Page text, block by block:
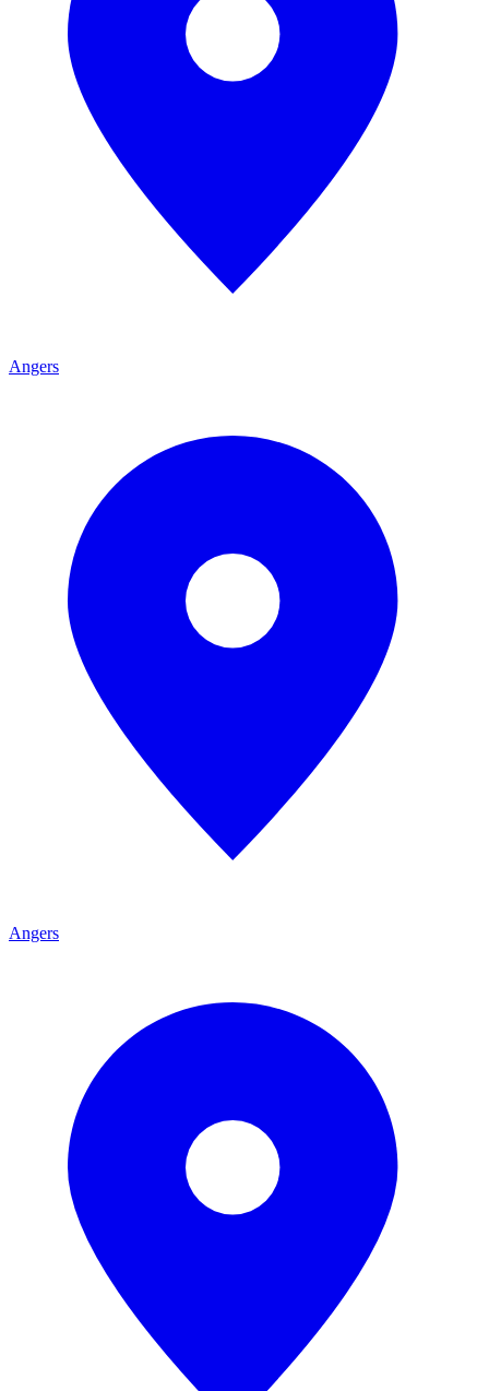
Angers
Angers